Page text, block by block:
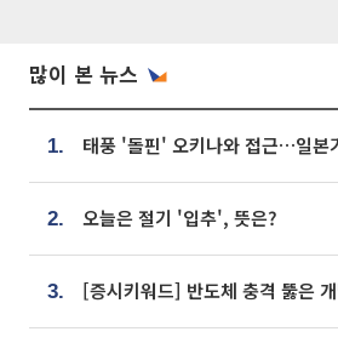
많이 본 뉴스
1.
2. 오늘은 절기 '입추', 뜻은?
3.